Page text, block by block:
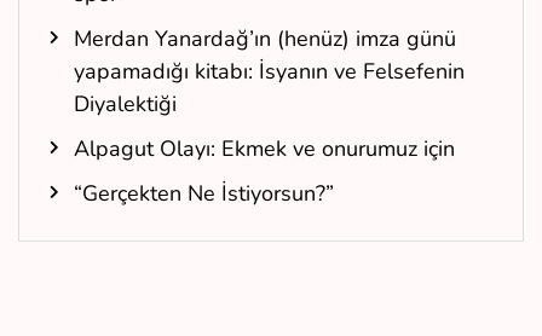
Merdan Yanardağ’ın (henüz) imza günü
yapamadığı kitabı: İsyanın ve Felsefenin
Diyalektiği
Alpagut Olayı: Ekmek ve onurumuz için
“Gerçekten Ne İstiyorsun?”